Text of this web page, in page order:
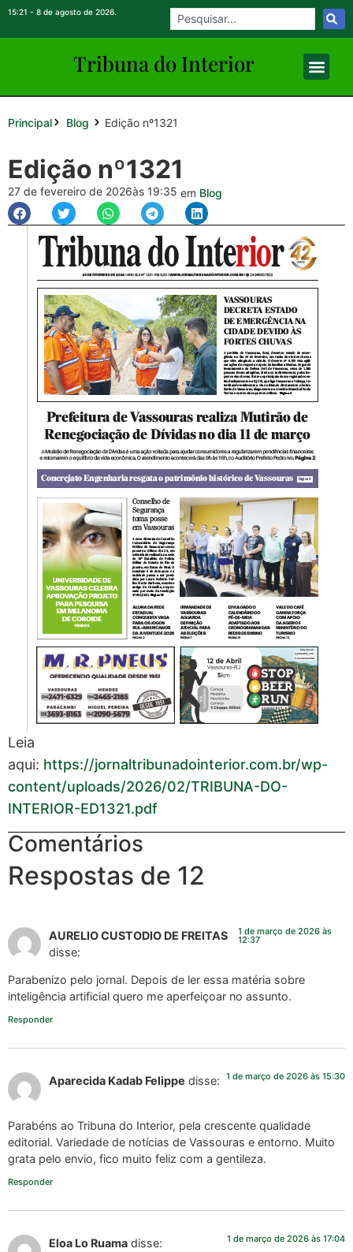
15:21 - 8 de agosto de 2026.
Tribuna do Interior
Principal Blog Edição nº1321
Edição nº1321
27 de fevereiro de 2026às 19:35 em Blog
Leia
aqui: https://jornaltribunadointerior.com.br/wp-
content/uploads/2026/02/TRIBUNA-DO-
INTERIOR-ED1321.pdf
Comentários
Respostas de 12
AURELIO CUSTODIO DE FREITAS
disse:
1 de março de 2026 às
12:37
Parabenizo pelo jornal. Depois de ler essa matéria sobre
inteligência artificial quero me aperfeiçoar no assunto.
Responder
Aparecida Kadab Felippe disse: 1 de março de 2026 às 15:30
Parabéns ao Tribuna do Interior, pela crescente qualidade
editorial. Variedade de notícias de Vassouras e entorno. Muito
grata pelo envio, fico muito feliz com a gentileza.
Responder
Eloa Lo Ruama disse: 1 de março de 2026 às 17:04